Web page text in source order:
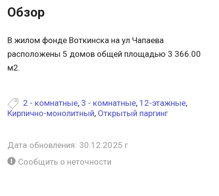
Обзор
В жилом фонде Воткинска на ул Чапаева
расположены 5 домов общей площадью 3 366.00
м2.
2 - комнатные, 3 - комнатные, 12-этажные,
Кирпично-монолитный, Открытый паргинг
Дата обновления: 30.12.2025 г
Сообщить о неточности